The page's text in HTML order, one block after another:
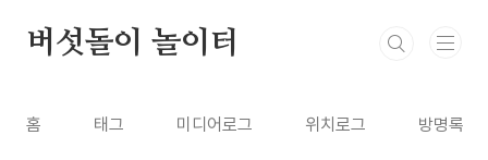
버섯돌이 놀이터
홈 태그 미디어로그 위치로그 방명록